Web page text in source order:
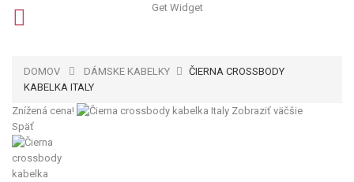
Get Widget
DOMOV DÁMSKE KABELKY
ČIERNA CROSSBODY
KABELKA ITALY
Znížená cena!
Zobraziť väčšie
Späť